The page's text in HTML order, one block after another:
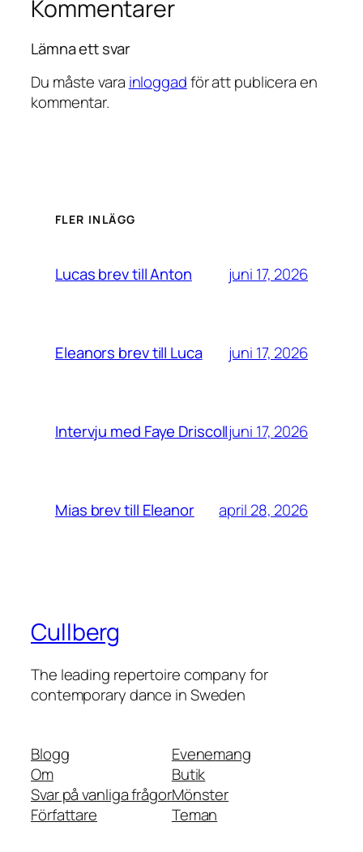
Kommentarer
Lämna ett svar
Du måste vara inloggadför att publicera en
kommentar.
FLER INLÄGG
Lucas brev till Anton juni 17, 2026
Eleanors brev till Luca juni 17, 2026
Intervju med Faye Driscolljuni 17, 2026
Mias brev till Eleanor april 28, 2026
Cullberg
The leading repertoire company for
contemporary dance in Sweden
Blogg
Om
Svar på vanliga frågor
Författare
Evenemang
Butik
Mönster
Teman